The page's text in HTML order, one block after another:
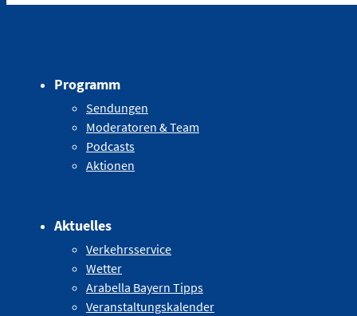
Programm
Sendungen
Moderatoren & Team
Podcasts
Aktionen
Aktuelles
Verkehrsservice
Wetter
Arabella Bayern Tipps
Veranstaltungskalender